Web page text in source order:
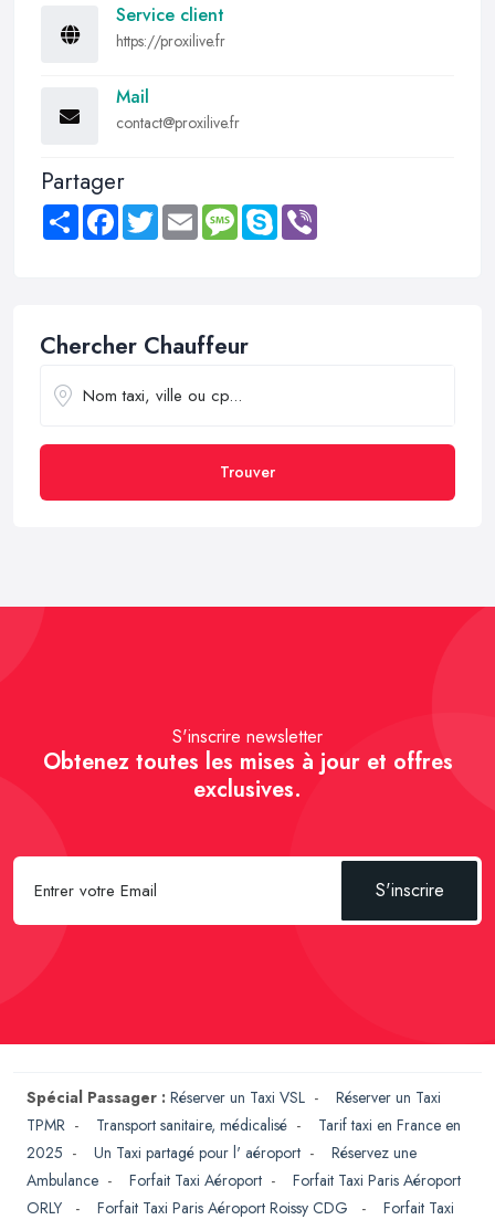
Service client
https://proxilive.fr
Mail
contact@proxilive.fr
Partager
Share FacebookTwitter Email MessageSkype
Chercher Chauffeur
Trouver
S'inscrire newsletter
Obtenez toutes les mises à jour et offres
exclusives.
S'inscrire
Spécial Passager : Réserver un Taxi VSL - Réserver un Taxi
TPMR - Transport sanitaire, médicalisé - Tarif taxi en France en
2025 - Un Taxi partagé pour l' aéroport - Réservez une
Ambulance - Forfait Taxi Aéroport - Forfait Taxi Paris Aéroport
ORLY
- Forfait Taxi Paris Aéroport Roissy CDG - Forfait Taxi